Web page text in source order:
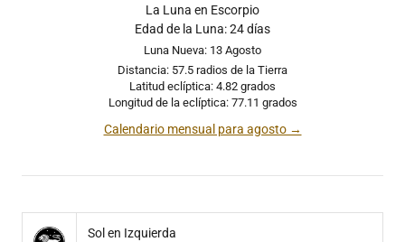
La Luna en Escorpio
Edad de la Luna: 24 días
Luna Nueva: 13 Agosto
Distancia: 57.5 radios de la Tierra
Latitud eclíptica: 4.82 grados
Longitud de la eclíptica: 77.11 grados
Calendario mensual para agosto →
Sol en Izquierda